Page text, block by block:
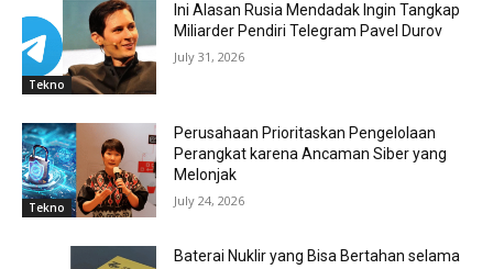
Tekno
Ini Alasan Rusia Mendadak Ingin Tangkap
Miliarder Pendiri Telegram Pavel Durov
July 31, 2026
Tekno
Perusahaan Prioritaskan Pengelolaan
Perangkat karena Ancaman Siber yang
Melonjak
July 24, 2026
Baterai Nuklir yang Bisa Bertahan selama